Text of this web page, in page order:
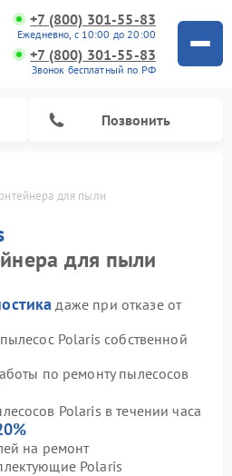
+7 (800) 301-55-83
Ежедневно, с 10:00 до 20:00
+7 (800) 301-55-83
Звонок бесплатный по РФ
Позвонить
для пыли
для пыли
даже при отказе от
Polaris собственной
по ремонту пылесосов
Polaris в течении часа
на ремонт
Polaris